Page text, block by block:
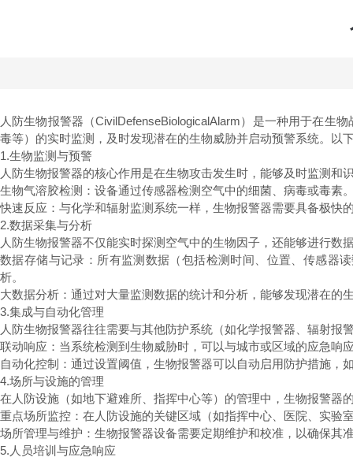
人防生物报警器（CivilDefenseBiologicalAlarm）是一种用于在生
毒等）的实时监测，及时发现潜在的生物威胁并启动预警系统。
1.生物监测与预警
人防生物报警器的核心作用是在生物攻击发生时，能够及时监测
生物气溶胶检测：设备通过传感器检测空气中的细菌、病毒或毒
快速反应：与化学和辐射监测系统一样，生物报警器需要具备极
2.数据采集与分析
人防生物报警器不仅能实时探测空气中的生物因子，还能够进行
数据存储与记录：所有监测数据（包括检测时间、位置、传感器
析。
大数据分析：通过对大量监测数据的统计和分析，能够发现潜在
3.集成与自动化管理
人防生物报警器往往需要与其他防护系统（如化学报警器、辐射
联动响应：当系统检测到生物威胁时，可以与城市或区域的应急
自动化控制：通过设置阈值，生物报警器可以自动启用防护措施
4.场所与设施的管理
在人防设施（如地下避难所、指挥中心等）的管理中，生物报警器
重点场所监控：在人防设施的关键区域（如指挥中心、医院、实
场所管理与维护：生物报警器设备需要定期维护和校准，以确保
5.人员培训与应急响应